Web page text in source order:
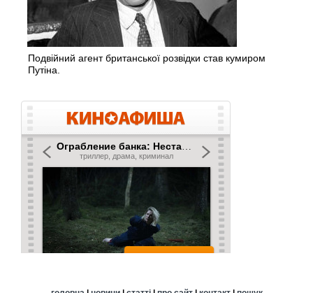
Подвійний агент британської розвідки став кумиром
Путіна.